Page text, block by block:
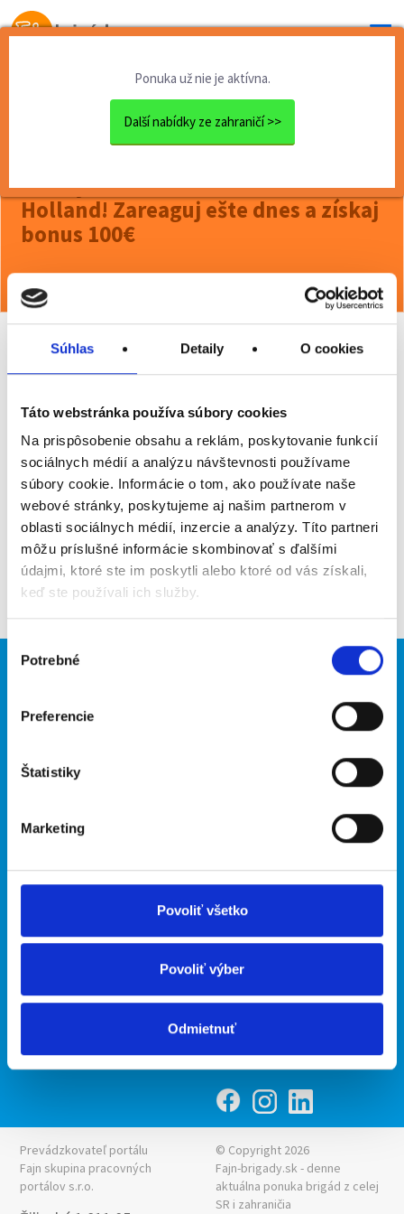
Súhlas Detaily O cookies
Táto webstránka používa súbory cookies
Na prispôsobenie obsahu a reklám, poskytovanie funkcií
sociálnych médií a analýzu návštevnosti používame
súbory cookie. Informácie o tom, ako používate naše
webové stránky, poskytujeme aj našim partnerom v
oblasti sociálnych médií, inzercie a analýzy. Títo partneri
môžu príslušné informácie skombinovať s ďalšími
údajmi, ktoré ste im poskytli alebo ktoré od vás získali,
keď ste používali ich služby.
Výber
súhlasu
Potrebné
Preferencie
Štatistiky
Marketing
Povoliť všetko
Povoliť výber
Odmietnuť
Ponuka už nie je aktívna.
Další nabídky ze zahraničí >>
Brigády zahraničie
Holandsko
Pracuj v obľúbenom sklade F...
Pracuj v obľúbenom sklade Flora
Holland! Zareaguj ešte dnes a získaj
bonus 100€
Viac o ponuke >>
Odporučiť kamarátovi
Poslať na email
Upozorniť na inzerát
Pridať do obľúbených
Späť
Nové brigády
Kontakt
Podmienky
Zásady ochrany osobných
údajov
INwork.cz
Fajn práce
Fajn-brigady.sk
Prevádzkovateľ portálu
Fajn skupina pracovných
portálov s.r.o.
© Copyright 2026
Fajn-brigady.sk - denne
aktuálna ponuka brigád z celej
SR i zahraničia